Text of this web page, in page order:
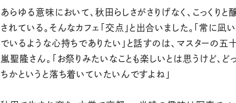
あらゆる意味において、秋田らしさがさりげなく、こっくりと
されている。そんなカフェ「交点」と出合いました。「常に凪い
でいるような心持ちでありたい」と話すのは、マスターの五
嵐聖隆さん。「お祭りみたいなことも楽しいとは思うけど、ど
ちかというと落ち着いていたいんですよね」